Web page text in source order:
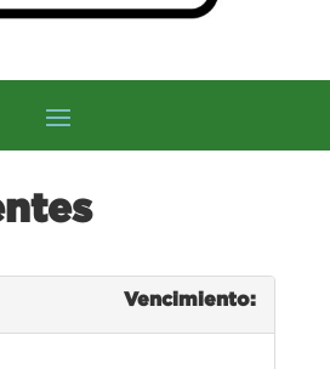
Vencimiento: